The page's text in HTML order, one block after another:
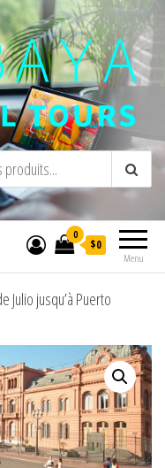
virtuelles interactives en direct
Menu
0
$0
Julio jusqu’à Puerto